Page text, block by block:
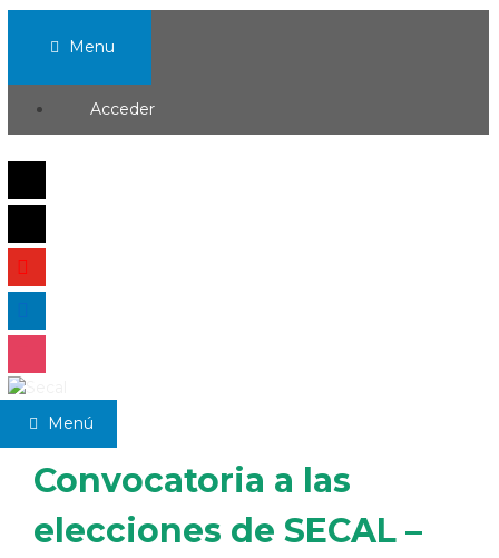
Menu
Acceder
Menú
Convocatoria a las
elecciones de SECAL –